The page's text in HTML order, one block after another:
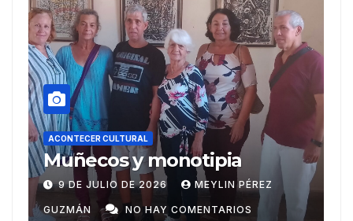
ACONTECER CULTURAL
Recibe reconocimientos
escritor Ariguanabense en
Casas literarias
internacionales
20 DE JUNIO DE 2026 MEYLIN PÉREZ
GUZMÁN NO HAY COMENTARIOS